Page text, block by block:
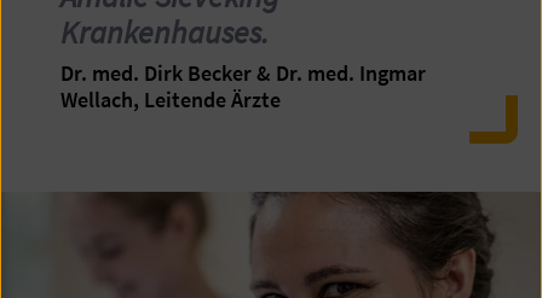
Krankenhauses.
Dr. med. Dirk Becker & Dr. med. Ingmar
Wellach, Leitende Ärzte